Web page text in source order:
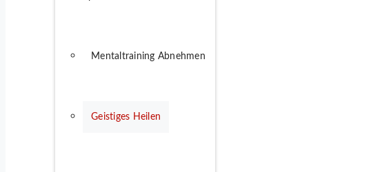
Mentaltraining Abnehmen
Geistiges Heilen